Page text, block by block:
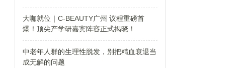
大咖就位｜C-BEAUTY广州 议程重磅首
爆！顶尖产学研嘉宾阵容正式揭晓！
中老年人群的生理性脱发，别把精血衰退当
成无解的问题